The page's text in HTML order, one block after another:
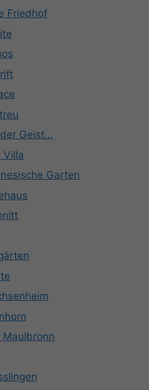
Friedhof
Geist…
Villa
Garten